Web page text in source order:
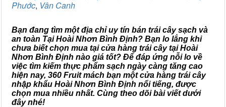
Phước, Vân Canh
Bạn đang tìm một địa chỉ uy tín bán trái cây sạch và
an toàn Tại Hoài Nhơn Bình Định? Bạn lo lắng khi
chưa biết chọn mua tại cửa hàng trái cây tại Hoài
Nhơn Bình Định nào giá tốt? Để đáp ứng nỗi lo về
việc tìm kiếm thực phẩm sạch ngày càng tăng cao
hiện nay, 360 Fruit mách bạn một cửa hàng trái cây
nhập khẩu Hoài Nhơn Bình Định nổi tiếng, được
chọn mua nhiều nhất. Cùng theo dõi bài viết dưới
đây nhé!